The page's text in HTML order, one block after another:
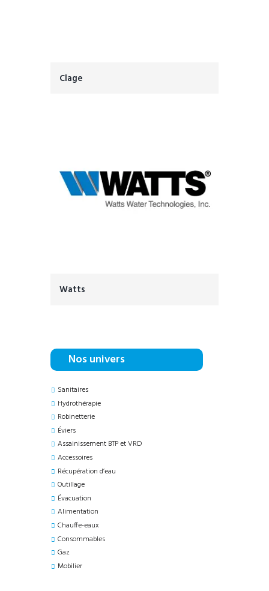
Clage
Watts
Nos univers
Sanitaires
Hydrothérapie
Robinetterie
Éviers
Assainissement BTP et VRD
Accessoires
Récupération d’eau
Outillage
Évacuation
Alimentation
Chauffe-eaux
Consommables
Gaz
Mobilier